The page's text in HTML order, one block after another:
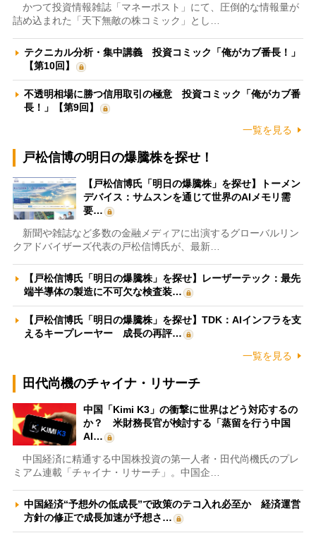
かつて投資情報雑誌「マネーポスト」にて、圧倒的な情報量が
詰め込まれた「天下無敵の株コミック」とし…
テクニカル分析・集中講義 投資コミック「俺がカブ番長！」
【第10回】
不透明相場に勝つ信用取引の極意 投資コミック「俺がカブ番
長！」【第9回】
一覧を見る
戸松信博の明日の爆騰株を探せ！
【戸松信博氏「明日の爆騰株」を探せ】トーメン
デバイス：サムスンを通じて世界のAIメモリ需
要…
新聞や雑誌など多数の金融メディアに出演するグローバルリン
クアドバイザーズ代表の戸松信博氏が、最新…
【戸松信博氏「明日の爆騰株」を探せ】レーザーテック：最先
端半導体の製造に不可欠な検査装…
【戸松信博氏「明日の爆騰株」を探せ】TDK：AIインフラを支
えるキープレーヤー 成長の再評…
一覧を見る
田代尚機のチャイナ・リサーチ
中国「Kimi K3」の衝撃に世界はどう対応するの
か？ 米財務長官が検討する「蒸留を行う中国
AI…
中国経済に精通する中国株投資の第一人者・田代尚機氏のプレ
ミアム連載「チャイナ・リサーチ」。中国企…
中国経済“予想外の低成長”で政策のテコ入れ必至か 経済運営
方針の修正で成長加速が予想さ…